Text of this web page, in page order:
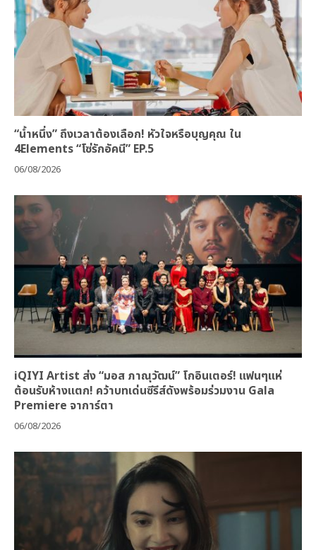
“น้ำหนึ่ง” ถึงเวลาต้องเลือก! หัวใจหรือบุญคุณ ใน
4Elements “โซ่รักอัคนี” EP.5
06/08/2026
iQIYI Artist ส่ง “มอส ภาณุวัฒน์” โกอินเตอร์! แฟนๆแห่
ต้อนรับห้างแตก! คว้าบทเด่นซีรีส์ดังพร้อมร่วมงาน Gala
Premiere จาการ์ตา
06/08/2026